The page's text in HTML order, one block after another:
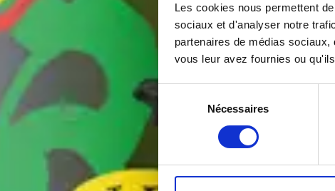
Les cookies nous permettent
sociaux et d'analyser notre
partenaires de médias
vous leur avez fournies ou
consentement
Nécessaires